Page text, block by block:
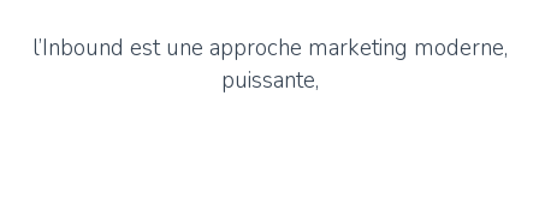
l’Inbound est une approche marketing moderne,
puissante,